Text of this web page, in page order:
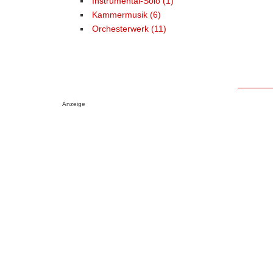
Kammermusik (6)
Orchesterwerk (11)
Anzeige